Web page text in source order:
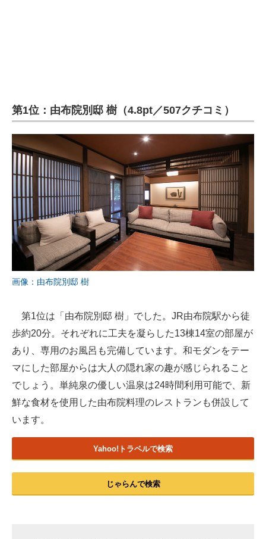
第1位：由布院別邸 樹（4.8pt／507クチコミ）
画像：由布院別邸 樹
第1位は「由布院別邸 樹」でした。JR由布院駅から徒
歩約20分。それぞれに工夫を凝らした13棟14室の部屋が
あり、専用のお風呂も完備しています。和モダンをテー
マにした部屋からは大人の隠れ家の趣が感じられること
でしょう。単純泉の優しい温泉は24時間利用可能で、新
鮮な食材を使用した由布院料理のレストランも併設して
います。
Yahoo!トラベルで検索
じゃらんで検索